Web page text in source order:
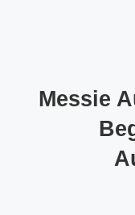
Messie